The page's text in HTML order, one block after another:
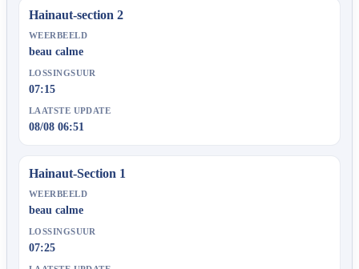
Hainaut-section 2
WEERBEELD
beau calme
LOSSINGSUUR
07:15
LAATSTE UPDATE
08/08 06:51
Hainaut-Section 1
WEERBEELD
beau calme
LOSSINGSUUR
07:25